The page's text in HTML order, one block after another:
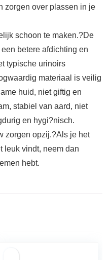
zorgen over plassen in je
schoon te maken.?De
betere afdichting en
typische urinoirs
materiaal is veilig
huid, niet giftig en
stabiel van aard, niet
en hygi?nisch.
zorgen opzij.?Als je het
leuk vindt, neem dan
hebt.